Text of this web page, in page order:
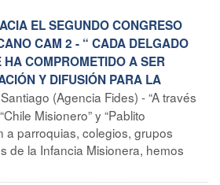
EL SEGUNDO CONGRESO
CAM 2 - “ CADA DELGADO
HA COMPROMETIDO A SER
Y DIFUSIÓN PARA LA
Santiago (Agencia Fides) - “A través
Misionero” y “Pablito
a parroquias, colegios, grupos
de la Infancia Misionera, hemos